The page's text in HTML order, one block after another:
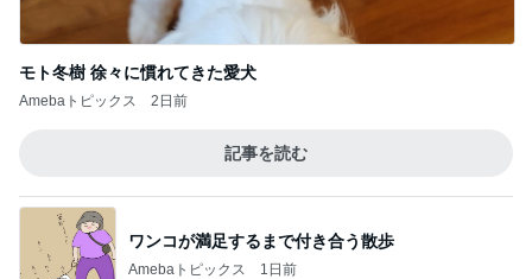
モト冬樹 徐々に慣れてきた愛犬
Amebaトピックス 2日前
記事を読む
ワンコが満足するまで付き合う散歩
Amebaトピックス 1日前